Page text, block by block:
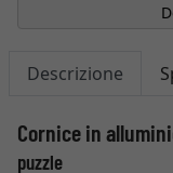
Descrizione
Cornice in
puzzle